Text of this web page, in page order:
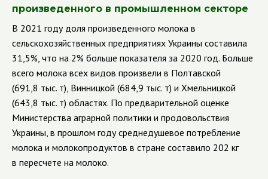
произведенного в промышленном секторе
В 2021 году доля произведенного молока в
сельскохозяйственных предприятиях Украины составила
31,5%, что на 2% больше показателя за 2020 год. Больше
всего молока всех видов произвели в Полтавской
(691,8 тыс. т), Винницкой (684,9 тыс. т) и Хмельницкой
(643,8 тыс. т) областях. По предварительной оценке
Министерства аграрной политики и продовольствия
Украины, в прошлом году среднедушевое потребление
молока и молокопродуктов в стране составило 202 кг
в пересчете на молоко.